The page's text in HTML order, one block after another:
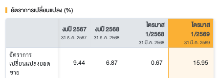
อัตราการเปลี่ยนแปลง (%)
งบปี 2567
31 ธ.ค. 2567
งบปี 2568
31 ธ.ค. 2568
ไตรมาส
1/2568
31 มี.ค. 2568
ไตรมาส
1/2569
31 มี.ค. 2569
อัตราการ
เปลี่ยนแปลงยอด
ขาย
9.44 6.87 0.67 15.95